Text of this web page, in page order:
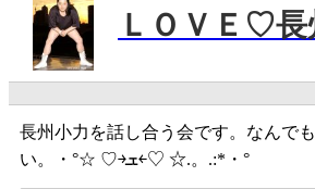
ＬＯＶＥ♡長
長州小力を話し合う会です。なんで
い。・°☆ ♡￫ܫ￩♡ ☆.。.:*・°